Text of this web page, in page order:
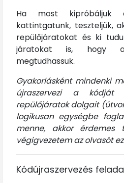
Ha most kipróbáljuk
kattintgatunk, teszteljük,
repülőjáratokat és ki
járatokat is, hogy
megtudhassuk.
Gyakorlásként mindenki
újraszervezi a
repülőjáratok dolgait
logikusan egységbe
menne, akkor érdemes
végigvezetem az olvasót
Kódújraszervezés